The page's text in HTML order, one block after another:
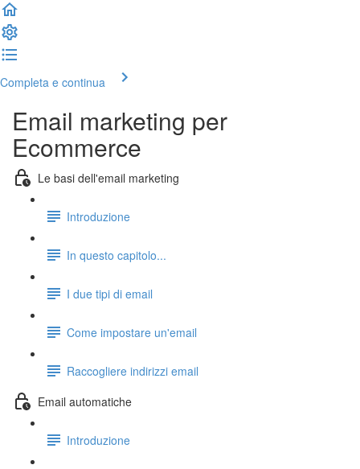
Completa e continua
Email marketing per
Ecommerce
Le basi dell'email marketing
Introduzione
In questo capitolo...
I due tipi di email
Come impostare un'email
Raccogliere indirizzi email
Email automatiche
Introduzione